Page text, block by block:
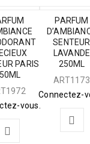
PARIS
vous.
PARFUM
SENTEUR
LAVANDE
250ML
ART1173
Connectez-